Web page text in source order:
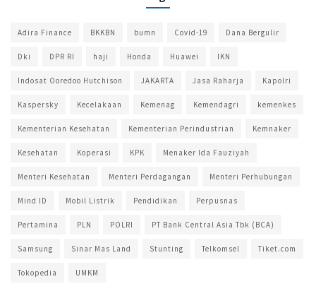
Adira Finance BKKBN bumn Covid-19 Dana Bergulir
Dki DPR RI haji Honda Huawei IKN
Indosat Ooredoo Hutchison JAKARTA Jasa Raharja Kapolri
Kaspersky Kecelakaan Kemenag Kemendagri kemenkes
Kementerian Kesehatan Kementerian Perindustrian Kemnaker
Kesehatan Koperasi KPK Menaker Ida Fauziyah
Menteri Kesehatan Menteri Perdagangan Menteri Perhubungan
Mind ID Mobil Listrik Pendidikan Perpusnas
Pertamina PLN POLRI PT Bank Central Asia Tbk (BCA)
Samsung Sinar Mas Land Stunting Telkomsel Tiket.com
Tokopedia UMKM